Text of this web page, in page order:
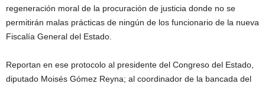
regeneración moral de la procuración de justicia donde no se
permitirán malas prácticas de ningún de los funcionario de la nueva
Fiscalía General del Estado.
Reportan en ese protocolo al presidente del Congreso del Estado,
diputado Moisés Gómez Reyna; al coordinador de la bancada del